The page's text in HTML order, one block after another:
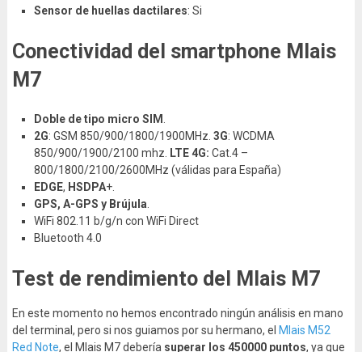
Sensor de huellas dactilares: Si
Conectividad del smartphone Mlais
M7
Doble de tipo micro SIM
2G: GSM 850/900/1800/1900MHz. 3G: WCDMA
850/900/1900/2100 mhz.
LTE 4G: Cat.4 –
800/1800/2100/2600MHz (válidas para España)
EDGE, HSDPA+.
GPS, A-GPS y Brújula
WiFi 802.11 b/g/n con WiFi Direct
Bluetooth 4.0
Test de rendimiento del Mlais M7
En este momento no hemos encontrado ningún análisis en mano
del terminal, pero si nos guiamos por su hermano, el Mlais M52
Red Note, el Mlais M7 debería superar los 450000 puntos, ya que